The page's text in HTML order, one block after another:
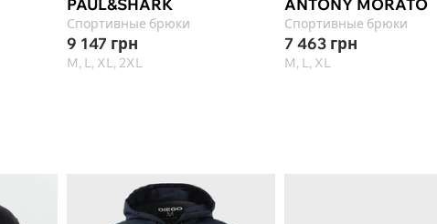
PAUL&SHARK
Спортивные брюки
9 147 грн
M, L, XL, 2XL
ANTONY MORATO
Спортивные брюки
7 463 грн
M, L, XL